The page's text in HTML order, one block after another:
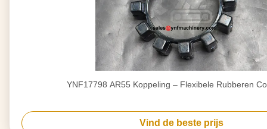
YNF17798 AR55 Koppeling – Flexibele Rubberen
Vind de beste prijs